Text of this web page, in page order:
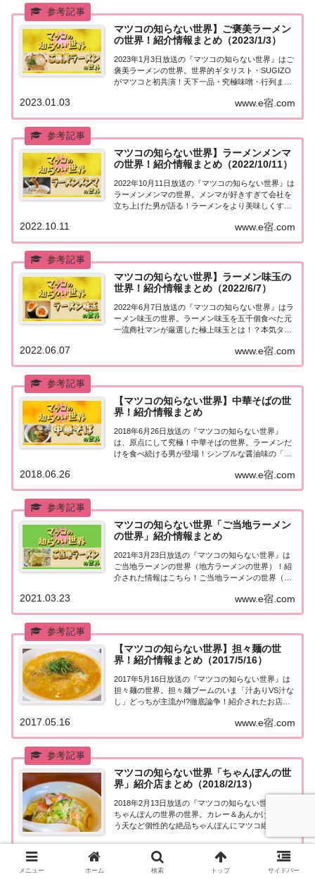
マツコの知らない世界】ご褒美ラーメン
の世界！紹介情報まとめ（2023/1/3）
2023年1月3日放送の『マツコの知らない世界』はご
褒美ラーメンの世界。世界的ギタリスト・SUGIZO
がマツコと初共演！天下一品・究極味噌・行列まぜ
しい！新たなラーメン論を熱弁！紹介された情報は
www.e宿.com
2023.01.03
マツコの知らない世界】ラーメンメンマ
の世界！紹介情報まとめ（2022/10/11）
2022年10月11日放送の『マツコの知らない世界』は
ラーメンメンマの世界。メンマが好きすぎて会社を
立ち上げた男が語る！ラーメンをより美味しくする
メンメンマの世界「ラーメンメンマの世界」を紹介
www.e宿.com
2022.10.11
マツコの知らない世界】ラーメン味玉の
世界！紹介情報まとめ（2022/6/7）
2022年6月7日放送の『マツコの知らない世界』はラ
ーメン味玉の世界。ラーメン味玉を五千個食べた元
一流商社マンが厳選した極上味玉とは！？本気タレ
最強コンボも大公開！紹介された情報はこちら！ラ
ーメン味玉の世界「ラーメン味玉の世界」を紹介...
www.e宿.com
2022.06.07
【マツコの知らない世界】中華そばの世
界！紹介情報まとめ
2018年6月26日放送の『マツコの知らない世界』
は、原点にして究極！中華そばの世界。ラーメンだ
けを食べ続ける男が登場！シンプルな醤油味の「中
ツコもうなる絶品5杯とは！？紹介された情報はこ
ちら！中華そばの世界「中華そばの世界」を紹介
www.e宿.com
2018.06.26
マツコの知らない世界「ご当地ラーメン
の世界」紹介情報まとめ
2021年3月23日放送の『マツコの知らない世界』は
ご当地ラーメンの世界（地方ラーメンの世界）！紹
介された情報はこちら！ご当地ラーメンの世界（地
ラーメンの世界）」を紹介してくれるのは、年間
600杯食べるミュージシャン！サニーデイ・サー...
www.e宿.com
2021.03.23
【マツコの知らない世界】担々麺の世
界！紹介情報まとめ（2017/5/16）
2017年5月16日放送の『マツコの知らない世界』は
担々麺の世界。担々麺ブームのいま「汁ありVS汁な
し」どっちが主流か!?徹底論争！紹介されたお店は
上を坦々麺を食べたという「担々麺評論家」の大山
烈さん。担々麺ブームのいま「汁ありV...
www.e宿.com
2017.05.16
マツコの知らない世界「ちゃんぽんの世
界」紹介店まとめ（2018/2/13）
2018年2月13日放送の『マツコの知らない世界』は
ちゃんぽんの世界の世界。カレー＆あんかけ＆ごぼ
う天など個性的な絶品ちゃんぽんにマツコ絶叫！？
紹介された情報はこちら！ちゃんぽんの世界最強の
は林田真明さん。108日連続でちゃんぽんを食...
www.e宿.com
2018.02.13
メニュー ホーム 検索 トップ サイドバー